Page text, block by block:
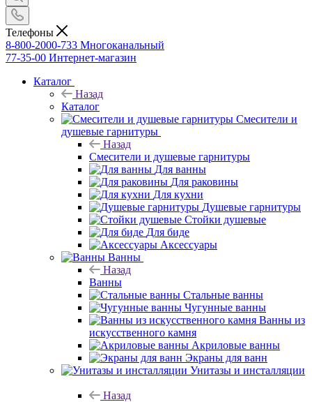
Телефоны
8-800-2000-733 Многоканальный
77-35-00 Интернет-магазин
Каталог
Назад
Каталог
Смесители и
душевые гарнитуры
Назад
Смесители и душевые гарнитуры
Для ванны
Для раковины
Для кухни
Душевые гарнитуры
Стойки душевые
Для биде
Аксессуары
Ванны
Назад
Ванны
Стальные ванны
Чугунные ванны
Ванны из
искусственного камня
Акриловые ванны
Экраны для ванн
Унитазы и инсталляции
Назад